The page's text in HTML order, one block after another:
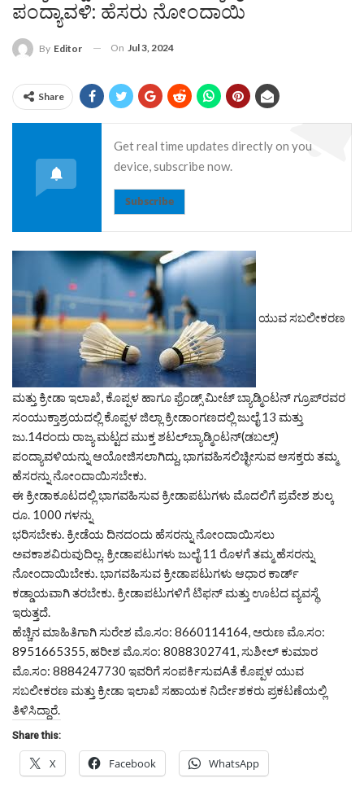
ಪಂದ್ಯಾವಳಿ: ಹೆಸರು ನೋಂದಾಯಿ
By Editor On Jul 3, 2024
Share
Get real time updates directly on you
device, subscribe now.
Subscribe
ಯುವ ಸಬಲೀಕರಣ
ಮತ್ತು ಕ್ರೀಡಾ ಇಲಾಖೆ, ಕೊಪ್ಪಳ ಹಾಗೂ ಫ್ರೆಂಡ್ಸ್ ಮೀಟ್ ಬ್ಯಾಡ್ಮಿಂಟನ್ ಗ್ರೂಪ್‌ರವರ
ಸಂಯುಕ್ತಾಶ್ರಯದಲ್ಲಿ ಕೊಪ್ಪಳ ಜಿಲ್ಲಾ ಕ್ರೀಡಾಂಗಣದಲ್ಲಿ ಜುಲೈ 13 ಮತ್ತು
ಜು.14ರಂದು ರಾಜ್ಯ ಮಟ್ಟದ ಮುಕ್ತ ಶಟಲ್‌ಬ್ಯಾಡ್ಮಿಂಟನ್(ಡಬಲ್ಸ್)
ಪಂದ್ಯಾವಳಿಯನ್ನು ಆಯೋಜಿಸಲಾಗಿದ್ದು, ಭಾಗವಹಿಸಲಿಚ್ಛೀಸುವ ಆಸಕ್ತರು ತಮ್ಮ
ಹೆಸರನ್ನು ನೋಂದಾಯಿಸಬೇಕು.
ಈ ಕ್ರೀಡಾಕೂಟದಲ್ಲಿ ಭಾಗವಹಿಸುವ ಕ್ರೀಡಾಪಟುಗಳು ಮೊದಲಿಗೆ ಪ್ರವೇಶ ಶುಲ್ಕ
ರೂ. 1000 ಗಳನ್ನು
ಭರಿಸಬೇಕು. ಕ್ರೀಡೆಯ ದಿನದಂದು ಹೆಸರನ್ನು ನೋಂದಾಯಿಸಲು
ಅವಕಾಶವಿರುವುದಿಲ್ಲ. ಕ್ರೀಡಾಪಟುಗಳು ಜುಲೈ 11 ರೊಳಗೆ ತಮ್ಮ ಹೆಸರನ್ನು
ನೋಂದಾಯಿಬೇಕು. ಭಾಗವಹಿಸುವ ಕ್ರೀಡಾಪಟುಗಳು ಆಧಾರ ಕಾರ್ಡ್
ಕಡ್ಡಾಯವಾಗಿ ತರಬೇಕು. ಕ್ರೀಡಾಪಟುಗಳಿಗೆ ಟಿಫನ್ ಮತ್ತು ಊಟದ ವ್ಯವಸ್ಥೆ
ಇರುತ್ತದೆ.
ಹೆಚ್ಚಿನ ಮಾಹಿತಿಗಾಗಿ ಸುರೇಶ ಮೊ.ಸಂ: 8660114164, ಅರುಣ ಮೊ.ಸಂ:
8951665355, ಹರೀಶ ಮೊ.ಸಂ: 8088302741, ಸುಶೀಲ್ ಕುಮಾರ
ಮೊ.ಸಂ: 8884247730 ಇವರಿಗೆ ಸಂಪರ್ಕಿಸುವAತೆ ಕೊಪ್ಪಳ ಯುವ
ಸಬಲೀಕರಣ ಮತ್ತು ಕ್ರೀಡಾ ಇಲಾಖೆ ಸಹಾಯಕ ನಿರ್ದೇಶಕರು ಪ್ರಕಟಣೆಯಲ್ಲಿ
ತಿಳಿಸಿದ್ದಾರೆ.
Share this:
X Facebook WhatsApp